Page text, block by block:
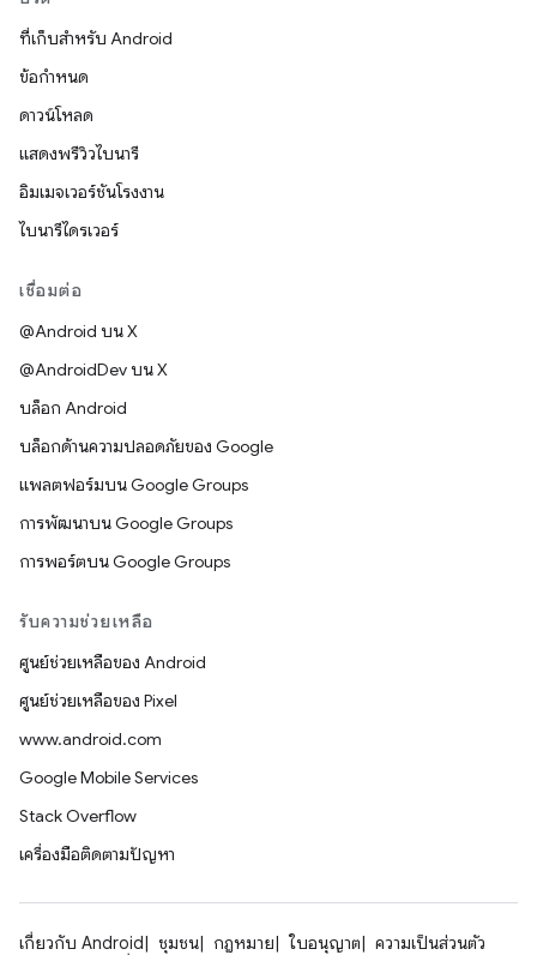
ที่เก็บสำหรับ Android
ข้อกำหนด
ดาวน์โหลด
แสดงพรีวิวไบนารี
อิมเมจเวอร์ชันโรงงาน
ไบนารีไดรเวอร์
เชื่อมต่อ
@Android บน X
@AndroidDev บน X
บล็อก Android
บล็อกด้านความปลอดภัยของ Google
แพลตฟอร์มบน Google Groups
การพัฒนาบน Google Groups
การพอร์ตบน Google Groups
รับความช่วยเหลือ
ศูนย์ช่วยเหลือของ Android
ศูนย์ช่วยเหลือของ Pixel
www.android.com
Google Mobile Services
Stack Overflow
เครื่องมือติดตามปัญหา
เกี่ยวกับ Android ชุมชน กฎหมาย ใบอนุญาต
ความเป็นส่วนตัว